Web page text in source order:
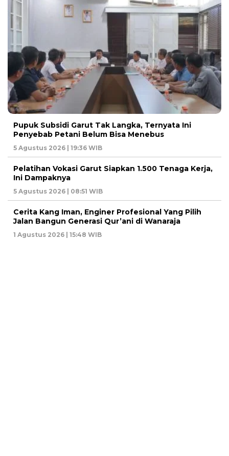
Pupuk Subsidi Garut Tak Langka, Ternyata Ini
Penyebab Petani Belum Bisa Menebus
5 Agustus 2026 | 19:36 WIB
Pelatihan Vokasi Garut Siapkan 1.500 Tenaga Kerja,
Ini Dampaknya
5 Agustus 2026 | 08:51 WIB
Cerita Kang Iman, Enginer Profesional Yang Pilih
Jalan Bangun Generasi Qur’ani di Wanaraja
1 Agustus 2026 | 15:48 WIB